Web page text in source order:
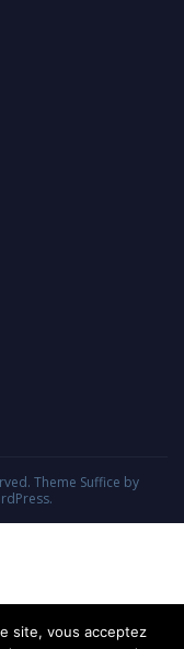
Theme Suffice by
.
site, vous acceptez